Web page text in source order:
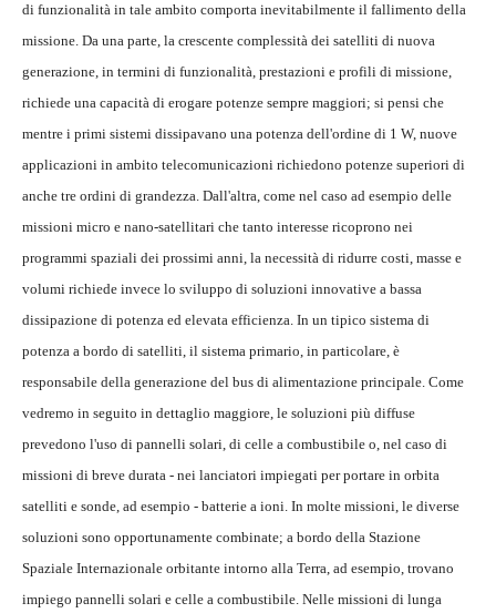
di funzionalità in tale ambito comporta inevitabilmente il fallimento della
missione. Da una parte, la crescente complessità dei satelliti di nuova
generazione, in termini di funzionalità, prestazioni e profili di missione,
richiede una capacità di erogare potenze sempre maggiori; si pensi che
mentre i primi sistemi dissipavano una potenza dell'ordine di 1 W, nuove
applicazioni in ambito telecomunicazioni richiedono potenze superiori di
anche tre ordini di grandezza. Dall'altra, come nel caso ad esempio delle
missioni micro e nano-satellitari che tanto interesse ricoprono nei
programmi spaziali dei prossimi anni, la necessità di ridurre costi, masse e
volumi richiede invece lo sviluppo di soluzioni innovative a bassa
dissipazione di potenza ed elevata efficienza. In un tipico sistema di
potenza a bordo di satelliti, il sistema primario, in particolare, è
responsabile della generazione del bus di alimentazione principale. Come
vedremo in seguito in dettaglio maggiore, le soluzioni più diffuse
prevedono l'uso di pannelli solari, di celle a combustibile o, nel caso di
missioni di breve durata - nei lanciatori impiegati per portare in orbita
satelliti e sonde, ad esempio - batterie a ioni. In molte missioni, le diverse
soluzioni sono opportunamente combinate; a bordo della Stazione
Spaziale Internazionale orbitante intorno alla Terra, ad esempio, trovano
impiego pannelli solari e celle a combustibile. Nelle missioni di lunga